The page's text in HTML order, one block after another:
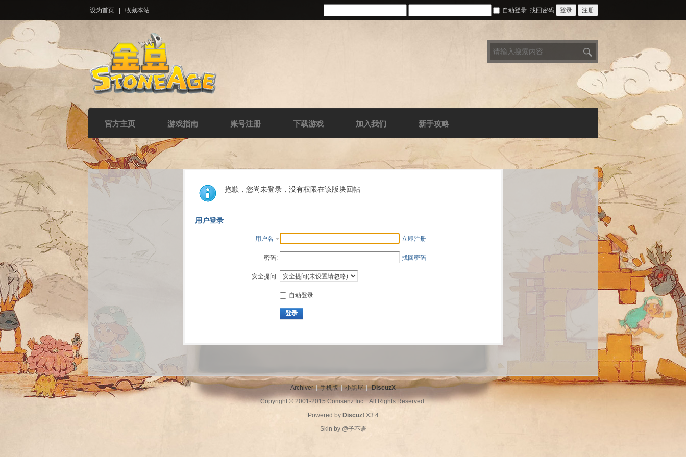
设为首页 收藏本站 自动登录 找回密码 登录 注册
官方主页 游戏指南 账号注册 下载游戏 加入我们 新手攻略
抱歉，您尚未登录，没有权限在该版块回帖
用户登录
用户名 立即注册
密码: 找回密码
安全提问:
自动登录
登录
Archiver | 手机版 | 小黑屋 | DiscuzX
Copyright © 2001-2015Comsenz Inc.All Rights Reserved.
Powered by Discuz! X3.4
Skin by @子不语